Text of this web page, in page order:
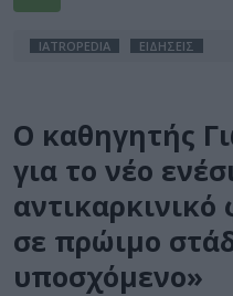
IATROPEDIA ΕΙΔΗΣΕΙΣ
Ο καθηγητής
για το νέο
σε πρώιμο
υποσχόμενο»